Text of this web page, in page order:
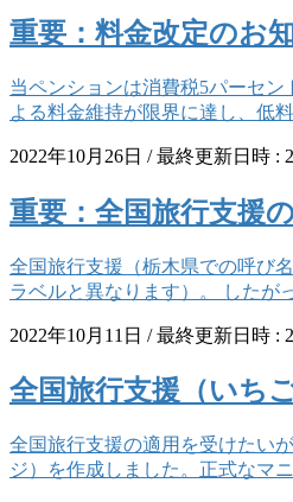
重要：料金改定のお
当ペンションは消費税5パーセ
よる料金維持が限界に達し、低
2022年10月26日 / 最終更新日時 :
重要：全国旅行支援
全国旅行支援（栃木県での呼び
ラベルと異なります）。 した
2022年10月11日 / 最終更新日時 :
全国旅行支援（いち
全国旅行支援の適用を受けたい
ジ）を作成しました。正式なマ